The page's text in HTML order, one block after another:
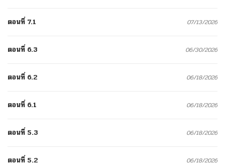
ตอนที่ 7.1 07/13/2026
ตอนที่ 6.3 06/30/2026
ตอนที่ 6.2 06/18/2026
ตอนที่ 6.1 06/18/2026
ตอนที่ 5.3 06/18/2026
ตอนที่ 5.2 06/18/2026